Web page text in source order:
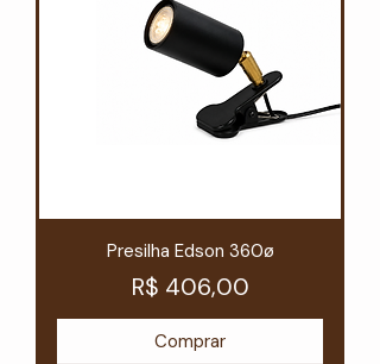
Presilha Edson 360ø
Preço
R$ 406,00
Comprar